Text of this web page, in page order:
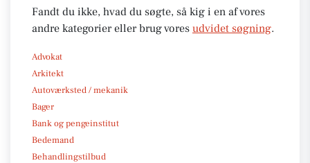
Fandt du ikke, hvad du søgte, så kig i en af vores
andre kategorier eller brug vores udvidet søgning.
Advokat
Arkitekt
Autoværksted / mekanik
Bager
Bank og pengeinstitut
Bedemand
Behandlingstilbud